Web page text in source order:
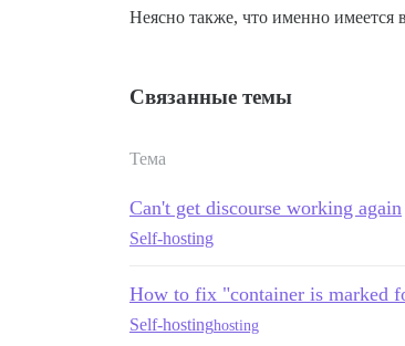
Неясно также, что именно имеется
Связанные темы
Тема
Can't get discourse working again
Self-hosting
How to fix "container is marked
Self-hostinghosting